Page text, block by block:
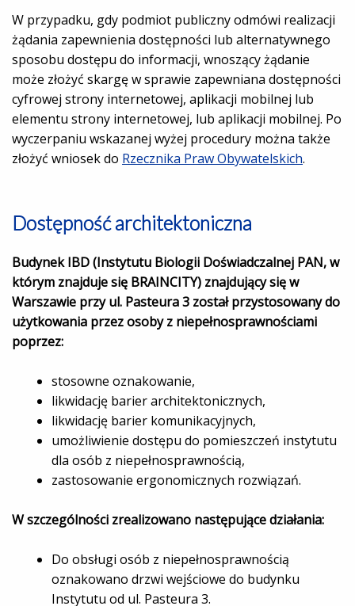
W przypadku, gdy podmiot publiczny odmówi realizacji
żądania zapewnienia dostępności lub alternatywnego
sposobu dostępu do informacji, wnoszący żądanie
może złożyć skargę w sprawie zapewniana dostępności
cyfrowej strony internetowej, aplikacji mobilnej lub
elementu strony internetowej, lub aplikacji mobilnej. Po
wyczerpaniu wskazanej wyżej procedury można także
złożyć wniosek do Rzecznika Praw Obywatelskich.
Dostępność architektoniczna
Budynek IBD (Instytutu Biologii Doświadczalnej PAN, w
którym znajduje się BRAINCITY) znajdujący się w
Warszawie przy ul. Pasteura 3 został przystosowany do
użytkowania przez osoby z niepełnosprawnościami
poprzez:
stosowne oznakowanie,
likwidację barier architektonicznych,
likwidację barier komunikacyjnych,
umożliwienie dostępu do pomieszczeń instytutu
dla osób z niepełnosprawnością,
zastosowanie ergonomicznych rozwiązań.
W szczególności zrealizowano następujące działania:
Do obsługi osób z niepełnosprawnością
oznakowano drzwi wejściowe do budynku
Instytutu od ul. Pasteura 3.